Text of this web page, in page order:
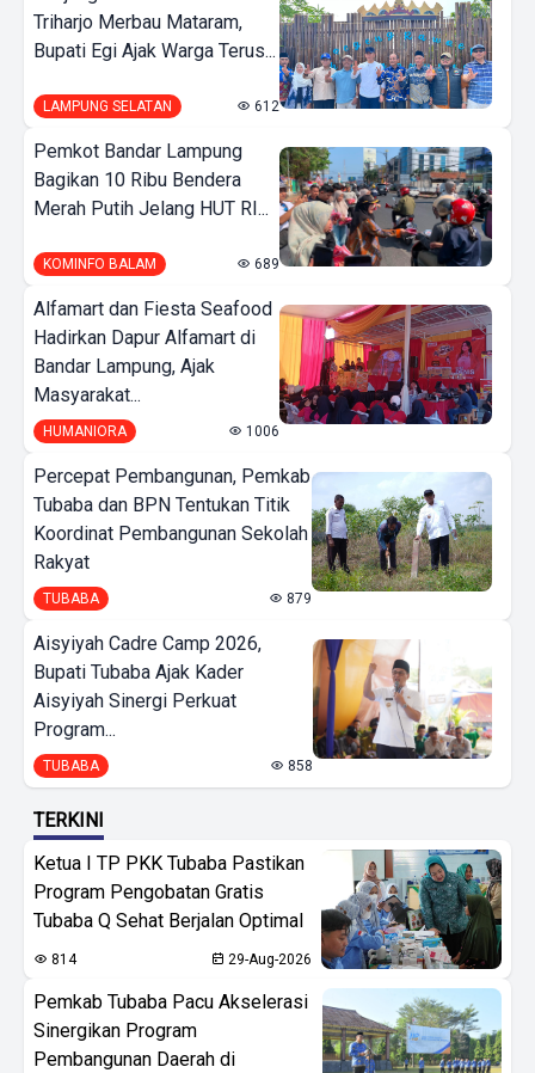
Triharjo Merbau Mataram,
Bupati Egi Ajak Warga Terus...
LAMPUNG SELATAN 612
Pemkot Bandar Lampung
Bagikan 10 Ribu Bendera
Merah Putih Jelang HUT RI...
KOMINFO BALAM 689
Alfamart dan Fiesta Seafood
Hadirkan Dapur Alfamart di
Bandar Lampung, Ajak
Masyarakat...
HUMANIORA 1006
Percepat Pembangunan, Pemkab
Tubaba dan BPN Tentukan Titik
Koordinat Pembangunan Sekolah
Rakyat
TUBABA 879
Aisyiyah Cadre Camp 2026,
Bupati Tubaba Ajak Kader
Aisyiyah Sinergi Perkuat
Program...
TUBABA 858
TERKINI
Ketua I TP PKK Tubaba Pastikan
Program Pengobatan Gratis
Tubaba Q Sehat Berjalan Optimal
814 29-Aug-2026
Pemkab Tubaba Pacu Akselerasi
Sinergikan Program
Pembangunan Daerah di